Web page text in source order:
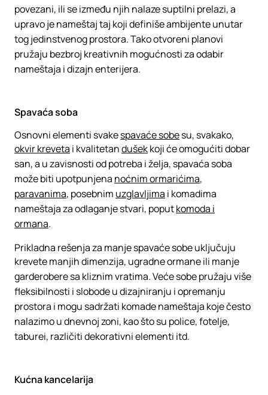
povezani, ili se između njih nalaze suptilni prelazi, a
upravo je nameštaj taj koji definiše ambijente unutar
tog jedinstvenog prostora. Tako otvoreni planovi
pružaju bezbroj kreativnih mogućnosti za odabir
nameštaja i dizajn enterijera.
Spavaća soba
Osnovni elementi svakespavaće sobesu, svakako,
okvir kreveta i kvalitetandušekkoji će omogućiti dobar
san, a u zavisnosti od potreba i želja, spavaća soba
može biti upotpunjena noćnim ormarićima,
paravanima, posebnim uzglavljima i komadima
nameštaja za odlaganje stvari, poputkomoda i
ormana.
Prikladna rešenja za manje spavaće sobe uključuju
krevete manjih dimenzija, ugradne ormane ili manje
garderobere sa kliznim vratima. Veće sobe pružaju više
fleksibilnosti i slobode u dizajniranju i opremanju
prostora i mogu sadržati komade nameštaja koje često
nalazimo u dnevnoj zoni, kao što su police, fotelje,
taburei, različiti dekorativni elementi itd.
Kućna kancelarija